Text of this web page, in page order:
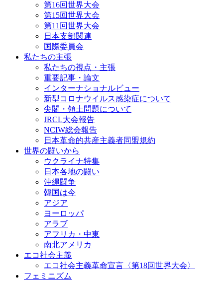
第16回世界大会
第15回世界大会
第11回世界大会
日本支部関連
国際委員会
私たちの主張
私たちの視点・主張
重要記事・論文
インターナショナルビュー
新型コロナウイルス感染症について
尖閣・領土問題について
JRCL大会報告
NCIW総会報告
日本革命的共産主義者同盟規約
世界の闘いから
ウクライナ特集
日本各地の闘い
沖縄闘争
韓国は今
アジア
ヨーロッパ
アラブ
アフリカ・中東
南北アメリカ
エコ社会主義
エコ社会主義革命宣言〈第18回世界大会〉
フェミニズム